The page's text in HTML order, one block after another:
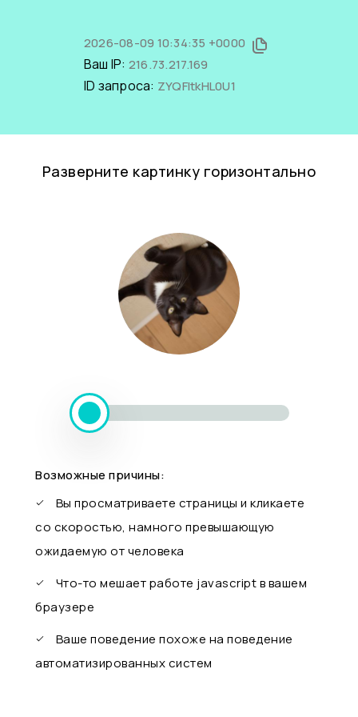
2026-08-09 10:34:35 +0000
Ваш IP: 216.73.217.169
ID запроса: ZYQFltkHL0U1
Разверните картинку горизонтально
Возможные причины:
Вы просматриваете страницы и кликаете
со скоростью, намного превышающую
ожидаемую от человека
Что-то мешает работе javascript в вашем
браузере
Ваше поведение похоже на поведение
автоматизированных систем